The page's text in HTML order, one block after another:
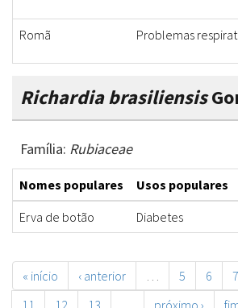
Romã Problemas
Richardia brasiliensis
Família: Rubiaceae
Nomes populares Usos populares
Erva de botão
Diabetes
« início ‹ anterior … 5 6 7